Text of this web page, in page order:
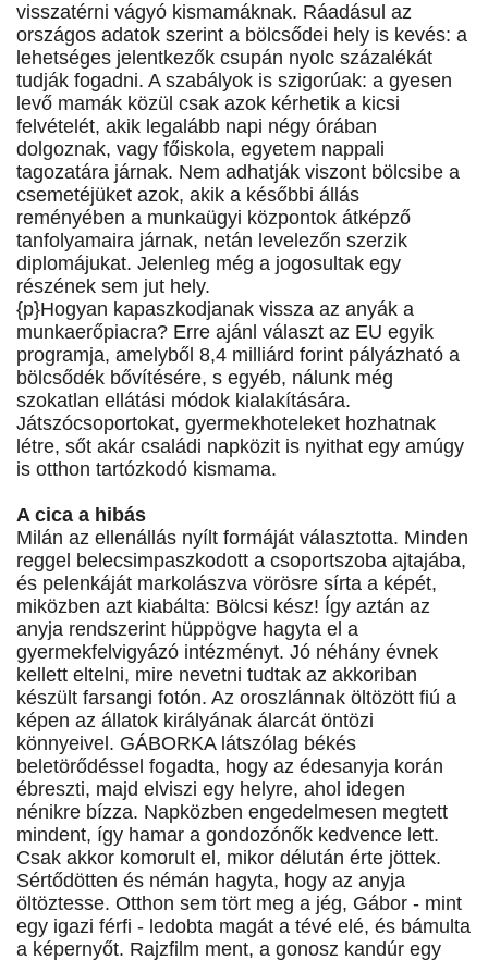
visszatérni vágyó kismamáknak. Ráadásul az
országos adatok szerint a bölcsődei hely is kevés: a
lehetséges jelentkezők csupán nyolc százalékát
tudják fogadni. A szabályok is szigorúak: a gyesen
levő mamák közül csak azok kérhetik a kicsi
felvételét, akik legalább napi négy órában
dolgoznak, vagy főiskola, egyetem nappali
tagozatára járnak. Nem adhatják viszont bölcsibe a
csemetéjüket azok, akik a későbbi állás
reményében a munkaügyi központok átképző
tanfolyamaira járnak, netán levelezőn szerzik
diplomájukat. Jelenleg még a jogosultak egy
részének sem jut hely.
{p}Hogyan kapaszkodjanak vissza az anyák a
munkaerőpiacra? Erre ajánl választ az EU egyik
programja, amelyből 8,4 milliárd forint pályázható a
bölcsődék bővítésére, s egyéb, nálunk még
szokatlan ellátási módok kialakítására.
Játszócsoportokat, gyermekhoteleket hozhatnak
létre, sőt akár családi napközit is nyithat egy amúgy
is otthon tartózkodó kismama.
A cica a hibás
Milán az ellenállás nyílt formáját választotta. Minden
reggel belecsimpaszkodott a csoportszoba ajtajába,
és pelenkáját markolászva vörösre sírta a képét,
miközben azt kiabálta: Bölcsi kész! Így aztán az
anyja rendszerint hüppögve hagyta el a
gyermekfelvigyázó intézményt. Jó néhány évnek
kellett eltelni, mire nevetni tudtak az akkoriban
készült farsangi fotón. Az oroszlánnak öltözött fiú a
képen az állatok királyának álarcát öntözi
könnyeivel. GÁBORKA látszólag békés
beletörődéssel fogadta, hogy az édesanyja korán
ébreszti, majd elviszi egy helyre, ahol idegen
nénikre bízza. Napközben engedelmesen megtett
mindent, így hamar a gondozónők kedvence lett.
Csak akkor komorult el, mikor délután érte jöttek.
Sértődötten és némán hagyta, hogy az anyja
öltöztesse. Otthon sem tört meg a jég, Gábor - mint
egy igazi férfi - ledobta magát a tévé elé, és bámulta
a képernyőt. Rajzfilm ment, a gonosz kandúr egy